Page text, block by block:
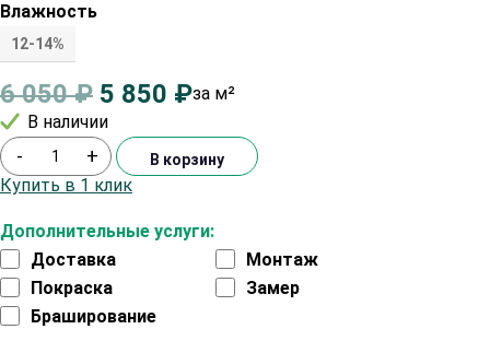
Влажность
12-14%
6 050₽ 5 850 ₽за м²
В наличии
Дополнительные услуги:
Доставка
Монтаж
Покраска
Замер
Браширование
- + В корзину
Купить в 1 клик